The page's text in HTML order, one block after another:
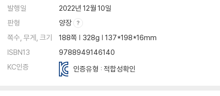
발행일
2022년 12월 10일
판형
양장
쪽수, 무게, 크기
188쪽 | 328g | 137*198*16mm
ISBN13
9788949146140
KC인증
인증유형 : 적합성확인